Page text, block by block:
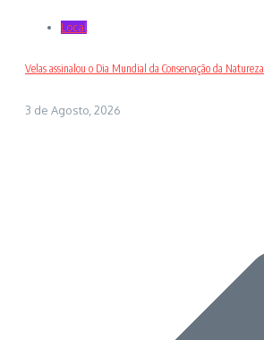
Local
Velas assinalou o Dia Mundial da Conservação da Natureza
3 de Agosto, 2026